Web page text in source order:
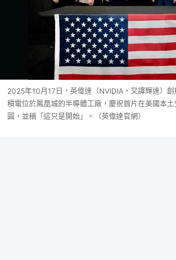
2025年10月17日，英偉達（NVIDIA，又譯輝達）
積電位於鳳凰城的半導體工廠，慶祝首片在美國本
圓，並稱「這只是開始」。（英偉達官網）